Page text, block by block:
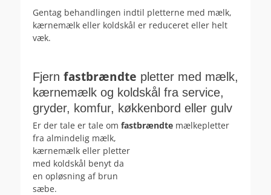
Gentag behandlingen indtil pletterne med mælk,
kærnemælk eller koldskål er reduceret eller helt
væk.
Fjern fastbrændte pletter med mælk,
kærnemælk og koldskål fra service,
gryder, komfur, køkkenbord eller gulv
Er der tale er tale om fastbrændte mælkepletter
fra almindelig mælk,
kærnemælk eller pletter
med koldskål benyt da
en opløsning af brun
sæbe.